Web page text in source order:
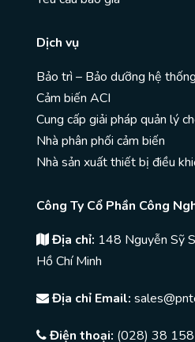
Dịch vụ
Bảo trì – Bảo dưỡng hệ thống
Cảm biến ACI
Cung cấp giải pháp quản lý
Nhà phân phối cảm biến
Nhà sản xuất thiết bị điều
Công Ty Cổ Phần Công
Địa chỉ: 148 Nguyễn Sỹ
Hồ Chí Minh
Địa chỉ Email:
Điện thoại: (028) 38